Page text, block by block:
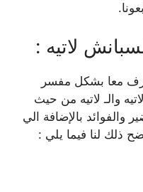
لاتيه :
معا بشكل مفسر
والـ لاتيه من حيث
بالإضافة الي
ذلك لنا فيما يلي :